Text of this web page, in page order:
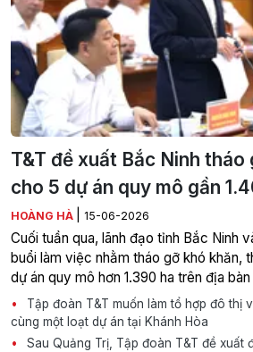
T&T đề xuất Bắc Ninh tháo
cho 5 dự án quy mô gần
HOÀNG HÀ 15-06-2026
Cuối tuần qua, lãnh đạo tỉnh Bắc Ninh
buổi làm việc nhằm tháo gỡ khó khăn,
dự án quy mô hơn 1.390 ha trên địa bàn
Tập đoàn T&T muốn làm tổ hợp đô thị
cùng một loạt dự án tại Khánh Hòa
Sau Quảng Trị, Tập đoàn T&T đề xuất